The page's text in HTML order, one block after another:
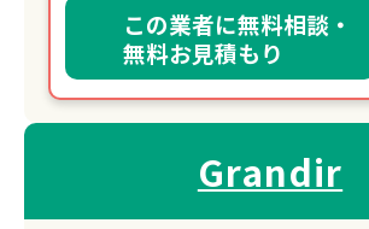
この業者に無料相談・
無料お見積もり
Grandir